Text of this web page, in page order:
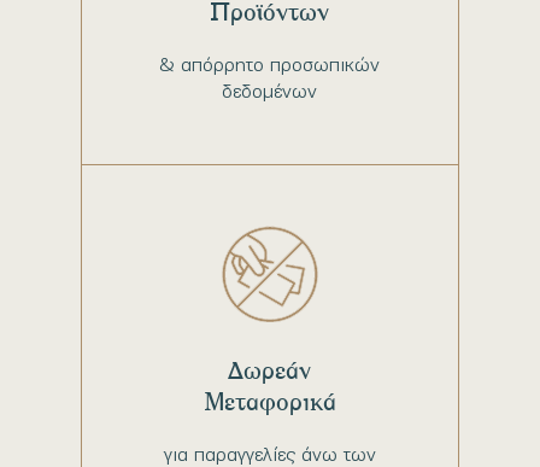
& απόρρητο προσωπικών
δεδομένων
Προϊόντων
για παραγγελίες άνω των
Δωρεάν
Μεταφορικά